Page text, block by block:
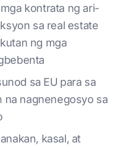
kontrata ng ari-
sa real estate
ng mga
sa EU para sa
na nagnenegosyo sa
kasal, at